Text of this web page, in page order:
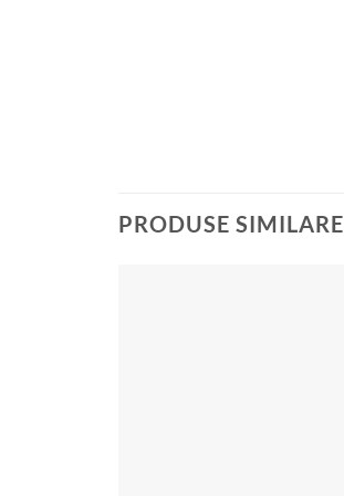
PRODUSE SIMILARE